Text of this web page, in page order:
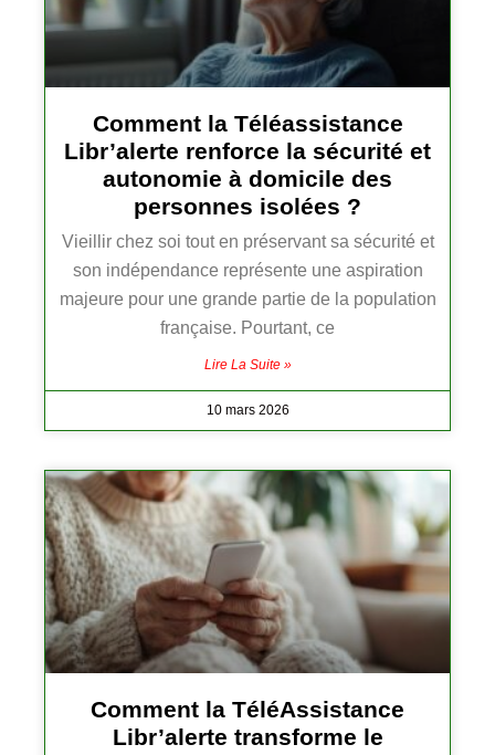
Comment la Téléassistance
Libr’alerte renforce la sécurité et
autonomie à domicile des
personnes isolées ?
Vieillir chez soi tout en préservant sa sécurité et
son indépendance représente une aspiration
majeure pour une grande partie de la population
française. Pourtant, ce
Lire La Suite »
10 mars 2026
Comment la TéléAssistance
Libr’alerte transforme le